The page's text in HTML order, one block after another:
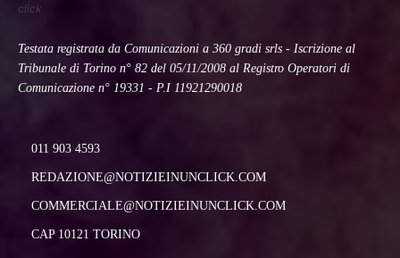
click
Testata registrata da Comunicazioni a 360 gradi srls - Iscrizione al
Tribunale di Torino n° 82 del 05/11/2008 al Registro Operatori di
Comunicazione n° 19331 - P.I 11921290018
011 903 4593
REDAZIONE@NOTIZIEINUNCLICK.COM
COMMERCIALE@NOTIZIEINUNCLICK.COM
CAP 10121 TORINO